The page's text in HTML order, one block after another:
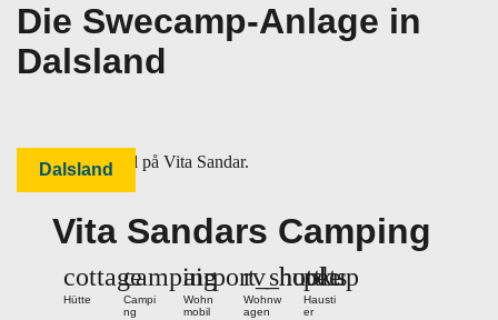
Die Swecamp-Anlage in
Dalsland
Dalsland
Vita Sandars Camping
cottage
Hütte
camping
Campi
ng
airport_shuttle
Wohn
mobil
rv_hookup
Wohnw
agen
pets
Hausti
er